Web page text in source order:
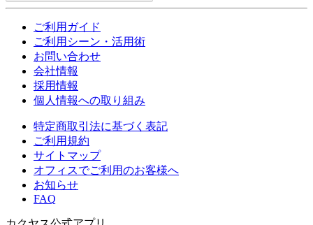
ご利用ガイド
ご利用シーン・活用術
お問い合わせ
会社情報
採用情報
個人情報への取り組み
特定商取引法に基づく表記
ご利用規約
サイトマップ
オフィスでご利用のお客様へ
お知らせ
FAQ